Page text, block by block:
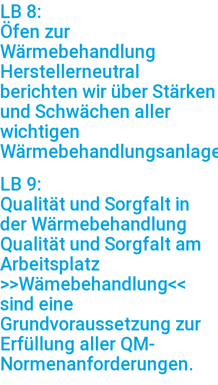
LB 8:
Öfen zur
Wärmebehandlung
Herstellerneutral
berichten wir über Stärken
und Schwächen aller
wichtigen
LB 9:
Qualität und Sorgfalt in
der Wärmebehandlung
Qualität und Sorgfalt am
Arbeitsplatz
>>Wämebehandlung<<
sind eine
Grundvoraussetzung zur
Erfüllung aller QM-
Normenanforderungen.